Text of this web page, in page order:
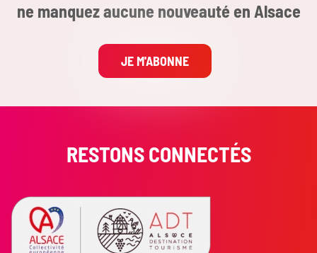
ne manquez aucune nouveauté en Alsace
JE M'ABONNE
RESTONS CONNECTÉS